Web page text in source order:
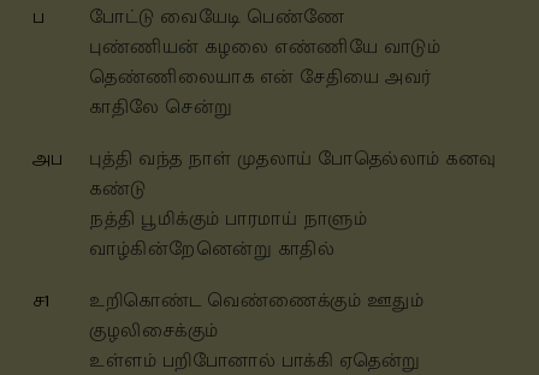
ப
போட்டு வையேடி பெண்ணே
புண்ணியன் கழலை எண்ணியே வாடும்
தெண்ணிலையாக என் சேதியை அவர்
காதிலே சென்று
அப
புத்தி வந்த நாள் முதலாய் போதெல்லாம் கனவு
கண்டு
நத்தி பூமிக்கும் பாரமாய் நாளும்
வாழ்கின்றேனென்று காதில்
ச1
உறிகொண்ட வெண்ணைக்கும் ஊதும்
குழலிசைக்கும்
உள்ளம் பறிபோனால் பாக்கி ஏதென்று